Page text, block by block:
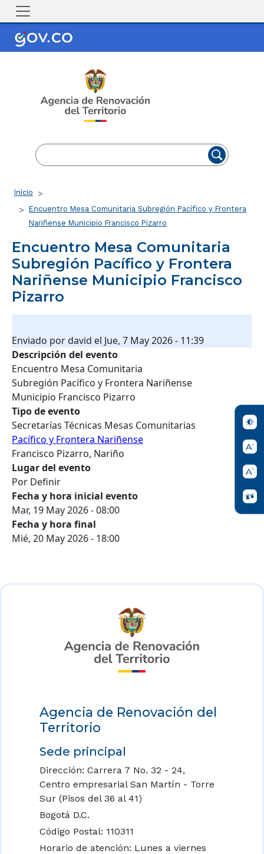
Pasar al contenido principal
Ruta de navegación
Inicio
Encuentro Mesa Comunitaria Subregión Pacífico y Frontera
Nariñense Municipio Francisco Pizarro
Encuentro Mesa Comunitaria
Subregión Pacífico y Frontera
Nariñense Municipio Francisco
Pizarro
Enviado pordavid el Jue, 7 May 2026 - 11:39
Descripción del evento
Encuentro Mesa Comunitaria
Subregión Pacífico y Frontera Nariñense
Municipio Francisco Pizarro
Tipo de evento
Secretarías Técnicas Mesas Comunitarias
Pacífico y Frontera Nariñense
Francisco Pizarro, Nariño
Lugar del evento
Por Definir
Fecha y hora inicial evento
Mar, 19 May 2026 - 08:00
Fecha y hora final
Mié, 20 May 2026 - 18:00
Agencia de Renovación del
Territorio
Sede principal
Dirección: Carrera 7 No. 32 - 24,
Centro empresarial San Martín - Torre
Sur (Pisos del 36 al 41)
Bogotá D.C.
Código Postal: 110311
Horario de atención: Lunes a viernes